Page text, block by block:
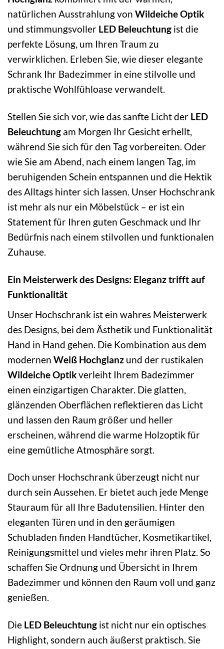
natürlichen Ausstrahlung von Wildeiche Optik
und stimmungsvoller LED Beleuchtung ist die
perfekte Lösung, um Ihren Traum zu
verwirklichen. Erleben Sie, wie dieser elegante
Schrank Ihr Badezimmer in eine stilvolle und
praktische Wohlfühloase verwandelt.
Stellen Sie sich vor, wie das sanfte Licht der LED
Beleuchtung am Morgen Ihr Gesicht erhellt,
während Sie sich für den Tag vorbereiten. Oder
wie Sie am Abend, nach einem langen Tag, im
beruhigenden Schein entspannen und die Hektik
des Alltags hinter sich lassen. Unser Hochschrank
ist mehr als nur ein Möbelstück – er ist ein
Statement für Ihren guten Geschmack und Ihr
Bedürfnis nach einem stilvollen und funktionalen
Zuhause.
Ein Meisterwerk des Designs: Eleganz trifft auf
Funktionalität
Unser Hochschrank ist ein wahres Meisterwerk
des Designs, bei dem Ästhetik und Funktionalität
Hand in Hand gehen. Die Kombination aus dem
modernen Weiß Hochglanz und der rustikalen
Wildeiche Optikverleiht Ihrem Badezimmer
einen einzigartigen Charakter. Die glatten,
glänzenden Oberflächen reflektieren das Licht
und lassen den Raum größer und heller
erscheinen, während die warme Holzoptik für
eine gemütliche Atmosphäre sorgt.
Doch unser Hochschrank überzeugt nicht nur
durch sein Aussehen. Er bietet auch jede Menge
Stauraum für all Ihre Badutensilien. Hinter den
eleganten Türen und in den geräumigen
Schubladen finden Handtücher, Kosmetikartikel,
Reinigungsmittel und vieles mehr ihren Platz. So
schaffen Sie Ordnung und Übersicht in Ihrem
Badezimmer und können den Raum voll und ganz
genießen.
Die LED Beleuchtung ist nicht nur ein optisches
Highlight, sondern auch äußerst praktisch. Sie